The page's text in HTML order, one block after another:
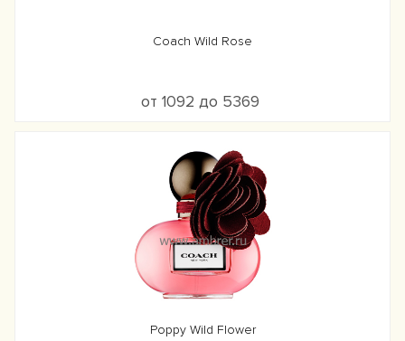
Coach Wild Rose
от 1092 до 5369
Poppy Wild Flower